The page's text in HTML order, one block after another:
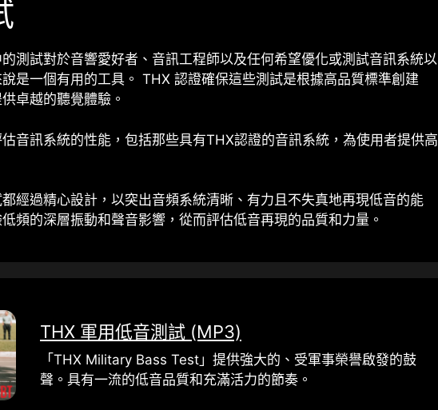
的測試對於音響愛好者、音訊工程師以及任何希望優化或測試音訊系統以
是一個有用的工具。 THX 認證確保這些測試是根據高品質標準創建
卓越的聽覺體驗。
音訊系統的性能，包括那些具有THX認證的音訊系統，為使用者提供高
經過精心設計，以突出音頻系統清晰、有力且不失真地再現低音的能
頻的深層振動和聲音影響，從而評估低音再現的品質和力量。
THX 軍用低音測試 (MP3)
「THX Military Bass Test」提供強大的、受軍事榮譽啟發的鼓
聲。具有一流的低音品質和充滿活力的節奏。